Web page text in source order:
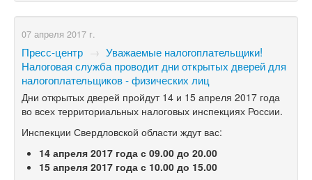
07 апреля 2017 г.
Пресс-центр → Уважаемые налогоплательщики!
Налоговая служба проводит дни открытых дверей для
налогоплательщиков - физических лиц
Дни открытых дверей пройдут 14 и 15 апреля 2017 года
во всех территориальных налоговых инспекциях России.
Инспекции Свердловской области ждут вас:
14 апреля 2017 года с 09.00 до 20.00
15 апреля 2017 года с 10.00 до 15.00